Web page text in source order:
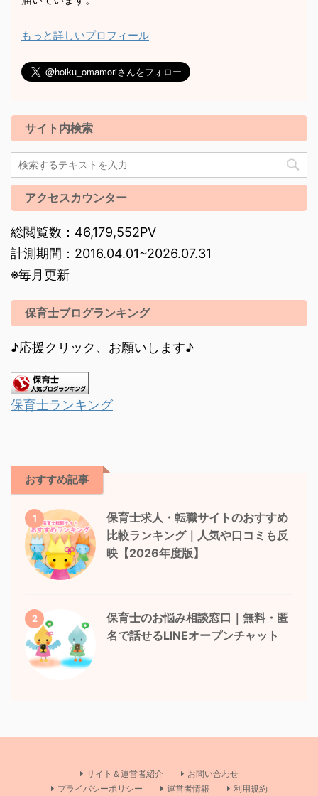
もっと詳しいプロフィール
サイト内検索
アクセスカウンター
総閲覧数：46,179,552PV
計測期間：2016.04.01~2026.07.31
※毎月更新
保育士ブログランキング
♪応援クリック、お願いします♪
保育士ランキング
おすすめ記事
1
保育士求人・転職サイトのおすすめ
比較ランキング｜人気や口コミも反
映【2026年度版】
2
保育士のお悩み相談窓口｜無料・匿
名で話せるLINEオープンチャット
サイト＆運営者紹介
お問い合わせ
プライバシーポリシー
運営者情報 利用規約